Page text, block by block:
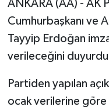
ANKARA (AA) - AK
Cumhurbaşkanı ve
Tayyip Erdoğan
verileceğini
Partiden yapılan
ocak verilerine göre